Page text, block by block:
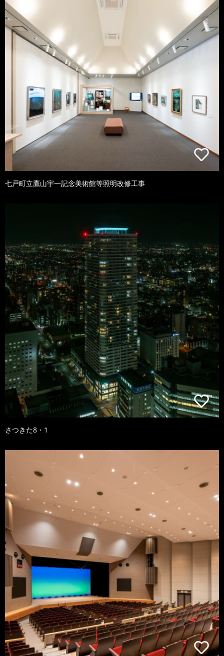
七戸町立鷹山宇一記念美術館等照明改修工事
さつきた8・1